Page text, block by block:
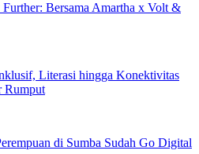
Bersama Amartha x Volt &
Literasi hingga Konektivitas
Rumput
di Sumba Sudah Go Digital